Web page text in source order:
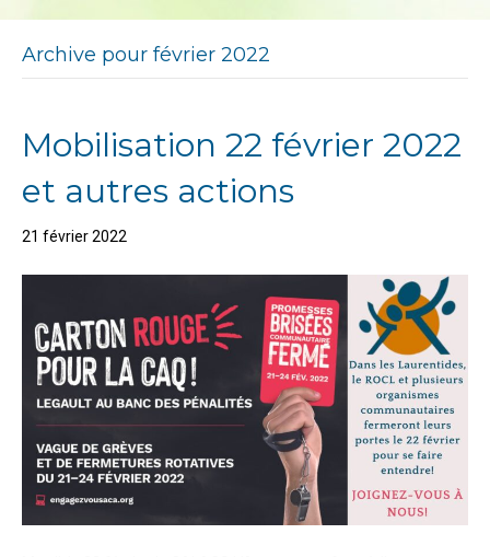
b
o
k
g
a
Archive pour février 2022
Mobilisation 22 février 2022
et autres actions
21 février 2022